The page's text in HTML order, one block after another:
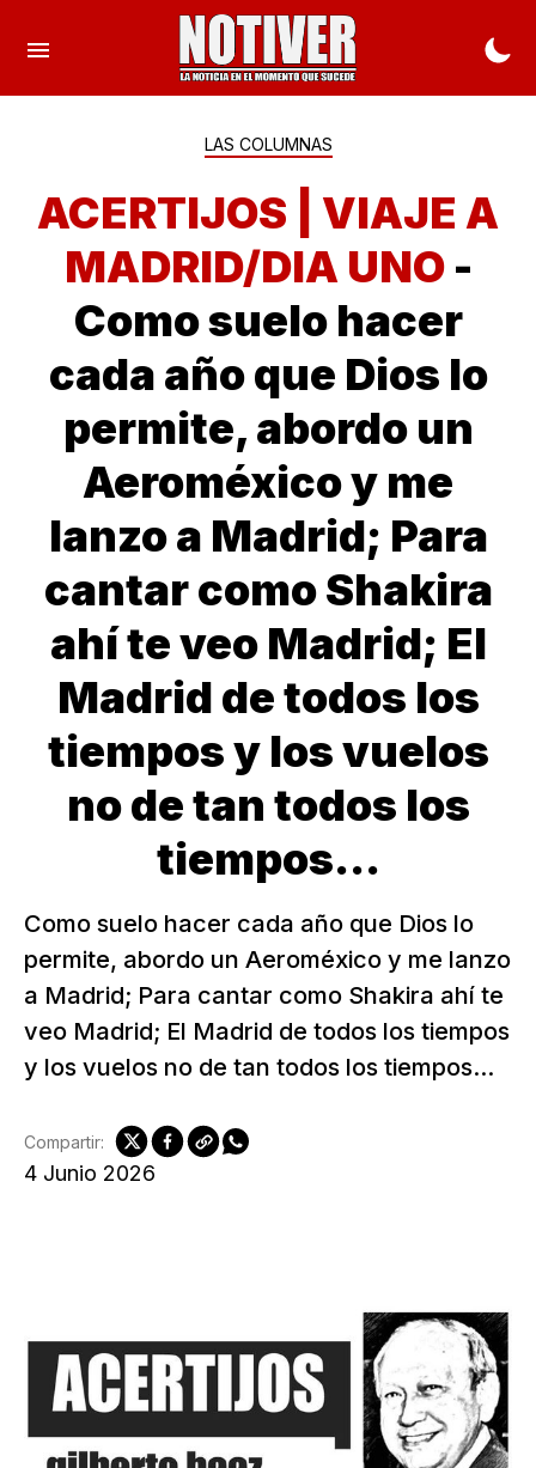
LAS COLUMNAS
ACERTIJOS | VIAJE A
MADRID/DIA UNO -
Como suelo hacer
cada año que Dios lo
permite, abordo un
Aeroméxico y me
lanzo a Madrid; Para
cantar como Shakira
ahí te veo Madrid; El
Madrid de todos los
tiempos y los vuelos
no de tan todos los
tiempos...
Como suelo hacer cada año que Dios lo
permite, abordo un Aeroméxico y me lanzo
a Madrid; Para cantar como Shakira ahí te
veo Madrid; El Madrid de todos los tiempos
y los vuelos no de tan todos los tiempos...
4 Junio 2026
Compartir: